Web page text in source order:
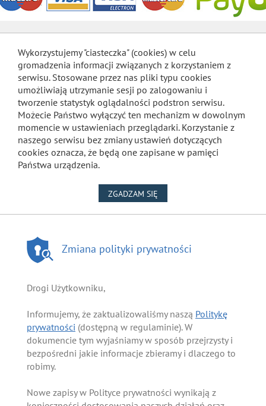
Wykorzystujemy "ciasteczka" (cookies) w celu
gromadzenia informacji związanych z korzystaniem z
serwisu. Stosowane przez nas pliki typu cookies
umożliwiają utrzymanie sesji po zalogowaniu i
tworzenie statystyk oglądalności podstron serwisu.
Możecie Państwo wyłączyć ten mechanizm w dowolnym
momencie w ustawieniach przeglądarki. Korzystanie z
naszego serwisu bez zmiany ustawień dotyczących
cookies oznacza, że będą one zapisane w pamięci
Państwa urządzenia.
ZGADZAM SIĘ
Zmiana polityki prywatności
Drogi Użytkowniku,
Informujemy, że zaktualizowaliśmy naszą Politykę
prywatności (dostępną w regulaminie). W
dokumencie tym wyjaśniamy w sposób przejrzysty i
bezpośredni jakie informacje zbieramy i dlaczego to
robimy.
Nowe zapisy w Polityce prywatności wynikają z